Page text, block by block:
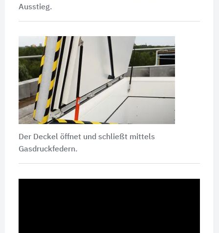
Ausstieg.
Der Deckel öffnet und schließt mittels
Gasdruckfedern.